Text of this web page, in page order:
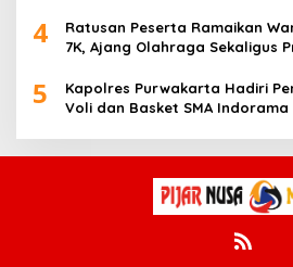
4
Ratusan Peserta Ramaikan
7K, Ajang Olahraga Sekaligus
5
Kapolres Purwakarta Hadiri
Voli dan Basket SMA Indorama